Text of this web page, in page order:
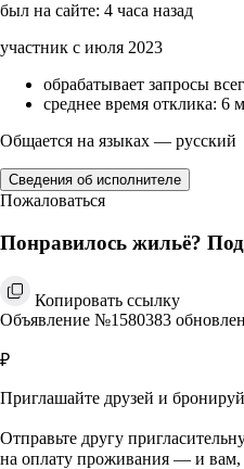
был на сайте: 4 часа назад
участник с июля 2023
обрабатывает запросы
среднее время отклика: 6
Общается на языках — русский
Сведения об исполнителе
Пожаловаться
Понравилось жильё?
Копировать ссылку
Объявление №1580383
₽
Приглашайте друзей и
Отправьте другу
на оплату проживания — и вам,